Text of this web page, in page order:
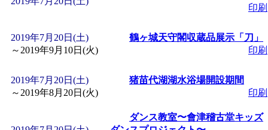
印刷
2019年7月20日(土)
～ 2019年9月10日(火)
鶴ヶ城天守閣収蔵品展示「刀」
印刷
2019年7月20日(土)
～ 2019年8月20日(火)
猪苗代湖湖水浴場開設期間
印刷
ダンス教室〜會津稽古堂キッズ